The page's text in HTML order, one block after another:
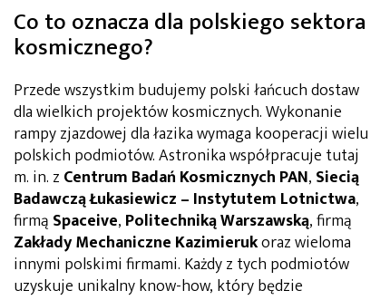
Co to oznacza dla polskiego sektora
kosmicznego?
Przede wszystkim budujemy polski łańcuch dostaw
dla wielkich projektów kosmicznych. Wykonanie
rampy zjazdowej dla łazika wymaga kooperacji wielu
polskich podmiotów. Astronika współpracuje tutaj
m. in. z Centrum Badań Kosmicznych PAN, Siecią
Badawczą Łukasiewicz – Instytutem Lotnictwa,
firmą Spaceive, Politechniką Warszawską, firmą
Zakłady Mechaniczne Kazimierukoraz wieloma
innymi polskimi firmami. Każdy z tych podmiotów
uzyskuje unikalny know-how, który będzie